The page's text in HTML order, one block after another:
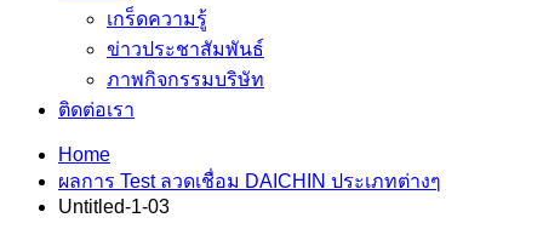
เกร็ดความรู้
ข่าวประชาสัมพันธ์
ภาพกิจกรรมบริษัท
ติดต่อเรา
Home
ผลการ Test ลวดเชื่อม DAICHIN ประเภทต่างๆ
Untitled-1-03